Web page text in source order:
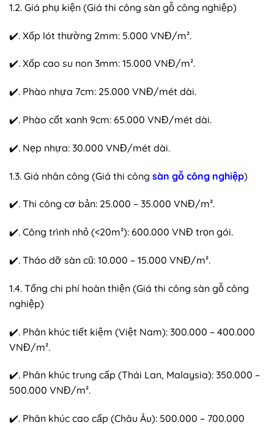
1.2. Giá phụ kiện (Giá thi công sàn gỗ công nghiệp)
✔️. Xốp lót thường 2mm: 5.000 VNĐ/m².
✔️. Xốp cao su non 3mm: 15.000 VNĐ/m².
✔️. Phào nhựa 7cm: 25.000 VNĐ/mét dài.
✔️. Phào cốt xanh 9cm: 65.000 VNĐ/mét dài.
✔️. Nẹp nhựa: 30.000 VNĐ/mét dài.
1.3. Giá nhân công (Giá thi công sàn gỗ công nghiệp)
✔️. Thi công cơ bản: 25.000 – 35.000 VNĐ/m².
✔️. Công trình nhỏ (<20m²): 600.000 VNĐ trọn gói.
✔️. Tháo dỡ sàn cũ: 10.000 – 15.000 VNĐ/m².
1.4. Tổng chi phí hoàn thiện (Giá thi công sàn gỗ công
nghiệp)
✔️. Phân khúc tiết kiệm (Việt Nam): 300.000 – 400.000
VNĐ/m².
✔️. Phân khúc trung cấp (Thái Lan, Malaysia): 350.000 –
500.000 VNĐ/m².
✔️. Phân khúc cao cấp (Châu Âu): 500.000 – 700.000